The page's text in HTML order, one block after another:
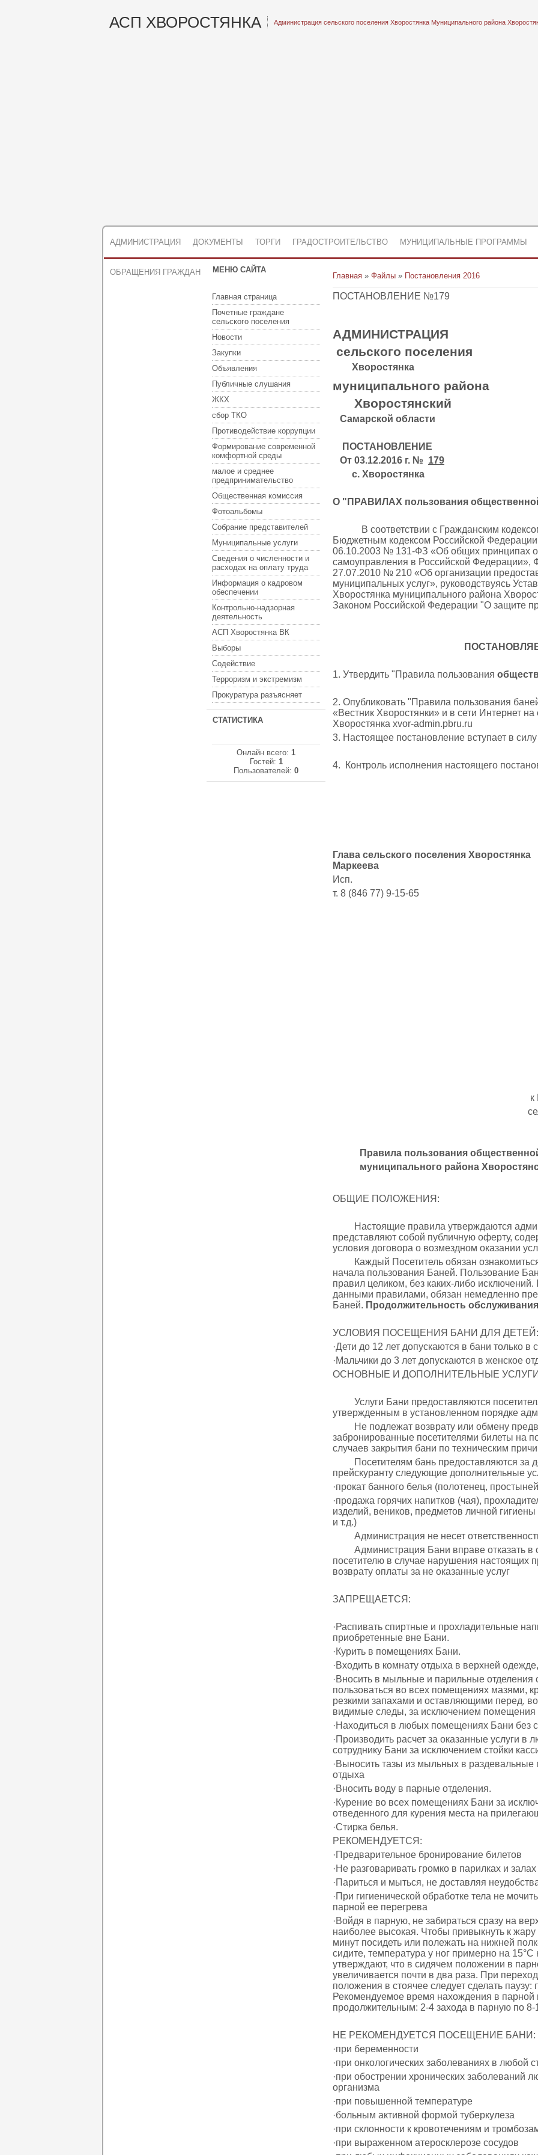
АСП ХВОРОСТЯНКА
Администрация сельского поселения Хворостянка Муниципального района
АДМИНИСТРАЦИЯ ДОКУМЕНТЫ ТОРГИ ГРАДОСТРОИТЕЛЬСТВО МУНИЦИПАЛЬНЫЕ ПРОГРАММЫ
ОБРАЩЕНИЯ ГРАЖДАН МЕНЮ САЙТА
Главная страница
Почетные граждане
сельского поселения
Новости
Закупки
Объявления
Публичные слушания
ЖКХ
сбор ТКО
Противодействие коррупции
Формирование современной
комфортной среды
малое и среднее
предпринимательство
Общественная комиссия
Фотоальбомы
Собрание представителей
Муниципальные услуги
Сведения о численности и
расходах на оплату труда
Информация о кадровом
обеспечении
Контрольно-надзорная
деятельность
АСП Хворостянка ВК
Выборы
Содействие
Терроризм и экстремизм
Прокуратура разъясняет
СТАТИСТИКА
Онлайн всего: 1
Гостей: 1
Пользователей: 0
Главная » Файлы » Постановления 2016
ПОСТАНОВЛЕНИЕ №179
АДМИНИСТРАЦИЯ
сельского поселения
Хворостянка
муниципального района
Хворостянский
Самарской области
ПОСТАНОВЛЕНИЕ
От 03.12.2016 г. № 179
с. Хворостянка
О "ПРАВИЛАХ пользования
В соответствии с Гражданским
Бюджетным кодексом Российской
06.10.2003 № 131-ФЗ «Об общих принципах
самоуправления в Российской Федерации»,
27.07.2010 № 210 «Об организации
муниципальных услуг», руководствуясь
Хворостянка муниципального района
Законом Российской Федерации "О защите
1. Утвердить "Правила пользования
2. Опубликовать "Правила пользования
«Вестник Хворостянки» и в сети Интернет
Хворостянка xvor-admin.pbru.ru
3. Настоящее постановление вступает в
4. Контроль исполнения настоящего
Глава сельского
Маркеева
Исп.
т. 8 (846 77) 9-15-65
к
Правила пользования
муниципального района
ОБЩИЕ ПОЛОЖЕНИЯ:
Настоящие правила утверждаются
представляют собой публичную оферту,
условия договора о возмездном оказании
Каждый Посетитель обязан
начала пользования Баней. Пользование
правил целиком, без каких-либо исключений.
данными правилами, обязан немедленно
Баней. Продолжительность
УСЛОВИЯ ПОСЕЩЕНИЯ БАНИ ДЛЯ ДЕТЕЙ:
·Дети до 12 лет допускаются в бани только
·Мальчики до 3 лет допускаются в женское
ОСНОВНЫЕ И ДОПОЛНИТЕЛЬНЫЕ
Услуги Бани предоставляются
утвержденным в установленном порядке
Не подлежат возврату или обмену
забронированные посетителями билеты на
случаев закрытия бани по техническим
Посетителям бань предоставляются за
прейскуранту следующие дополнительные
·прокат банного белья (полотенец,
·продажа горячих напитков (чая),
изделий, веников, предметов личной
и т.д.)
Администрация не несет
Администрация Бани вправе отказать в
посетителю в случае нарушения настоящих
возврату оплаты за не оказанные услуг
ЗАПРЕЩАЕТСЯ:
·Распивать спиртные и прохладительные
приобретенные вне Бани.
·Курить в помещениях Бани.
·Входить в комнату отдыха в верхней
·Вносить в мыльные и парильные отделения
пользоваться во всех помещениях мазями,
резкими запахами и оставляющими перед,
видимые следы, за исключением помещения
·Находиться в любых помещениях Бани без
·Производить расчет за оказанные услуги
сотруднику Бани за исключением стойки
·Выносить тазы из мыльных в
отдыха
·Вносить воду в парные отделения.
·Курение во всех помещениях Бани за
отведенного для курения места на
·Стирка белья.
РЕКОМЕНДУЕТСЯ:
·Предварительное бронирование билетов
·Не разговаривать громко в парилках и
·Париться и мыться, не доставляя
·При гигиенической обработке тела не
парной ее перегрева
·Войдя в парную, не забираться сразу на
наиболее высокая. Чтобы привыкнуть к
минут посидеть или полежать на нижней
сидите, температура у ног примерно на
утверждают, что в сидячем положении в
увеличивается почти в два раза. При
положения в стоячее следует сделать паузу:
Рекомендуемое время нахождения в парной
продолжительным: 2-4 захода в парную по 8-
НЕ РЕКОМЕНДУЕТСЯ ПОСЕЩЕНИЕ БАНИ:
·при беременности
·при онкологических заболеваниях в любой
·при обострении хронических заболеваний
организма
·при повышенной температуре
·больным активной формой туберкулеза
·при склонности к кровотечениям и
·при выраженном атеросклерозе сосудов